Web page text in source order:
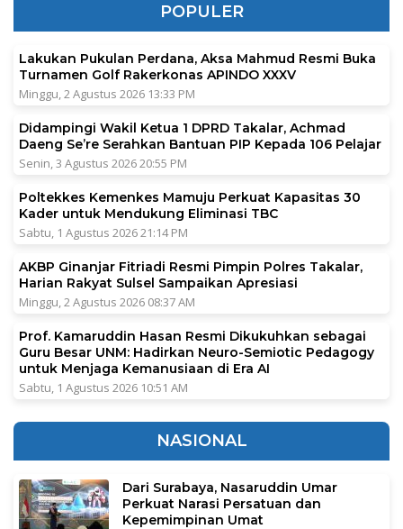
POPULER
Lakukan Pukulan Perdana, Aksa Mahmud Resmi Buka
Turnamen Golf Rakerkonas APINDO XXXV
Minggu, 2 Agustus 2026 13:33 PM
Didampingi Wakil Ketua 1 DPRD Takalar, Achmad
Daeng Se’re Serahkan Bantuan PIP Kepada 106 Pelajar
Senin, 3 Agustus 2026 20:55 PM
Poltekkes Kemenkes Mamuju Perkuat Kapasitas 30
Kader untuk Mendukung Eliminasi TBC
Sabtu, 1 Agustus 2026 21:14 PM
AKBP Ginanjar Fitriadi Resmi Pimpin Polres Takalar,
Harian Rakyat Sulsel Sampaikan Apresiasi
Minggu, 2 Agustus 2026 08:37 AM
Prof. Kamaruddin Hasan Resmi Dikukuhkan sebagai
Guru Besar UNM: Hadirkan Neuro-Semiotic Pedagogy
untuk Menjaga Kemanusiaan di Era AI
Sabtu, 1 Agustus 2026 10:51 AM
NASIONAL
Dari Surabaya, Nasaruddin Umar
Perkuat Narasi Persatuan dan
Kepemimpinan Umat